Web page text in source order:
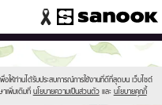
พื่อให้ท่านได้รับประสบการณ์การใช้งานที่ดีที่สุดบน เว็บไซต์
าเพิ่มเติมที่ นโยบายความเป็นส่วนตัว และ นโยบายคุกกี้
sr/0/images/logo-
ho/0/ud/34/174841/horo1(2).jpg